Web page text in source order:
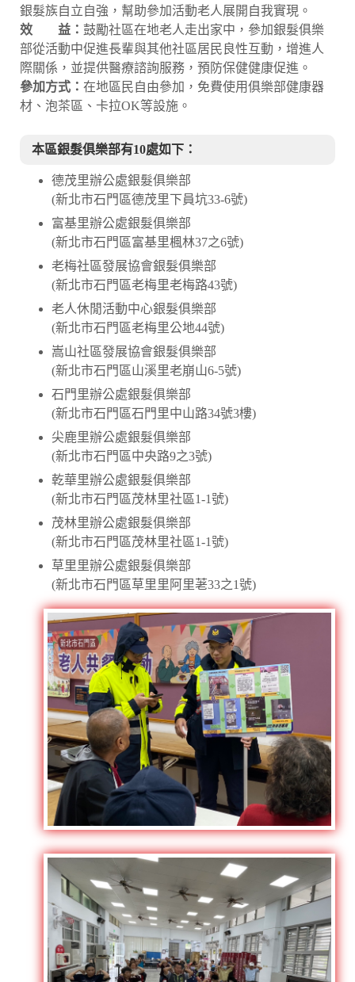
銀髮族自立自強，幫助參加活動老人展開自我實現。
效 益： 鼓勵社區在地老人走出家中，參加銀髮俱樂
部從活動中促進長輩與其他社區居民良性互動，增進人
際關係，並提供醫療諮詢服務，預防保健健康促進。
參加方式： 在地區民自由參加，免費使用俱樂部健康器
材、泡茶區、卡拉OK等設施。
本區銀髮俱樂部有10處如下：
德茂里辦公處銀髮俱樂部
(新北市石門區德茂里下員坑33-6號)
富基里辦公處銀髮俱樂部
(新北市石門區富基里楓林37之6號)
老梅社區發展協會銀髮俱樂部
(新北市石門區老梅里老梅路43號)
老人休閒活動中心銀髮俱樂部
(新北市石門區老梅里公地44號)
嵩山社區發展協會銀髮俱樂部
(新北市石門區山溪里老崩山6-5號)
石門里辦公處銀髮俱樂部
(新北市石門區石門里中山路34號3樓)
尖鹿里辦公處銀髮俱樂部
(新北市石門區中央路9之3號)
乾華里辦公處銀髮俱樂部
(新北市石門區茂林里社區1-1號)
茂林里辦公處銀髮俱樂部
(新北市石門區茂林里社區1-1號)
草里里辦公處銀髮俱樂部
(新北市石門區草里里阿里荖33之1號)